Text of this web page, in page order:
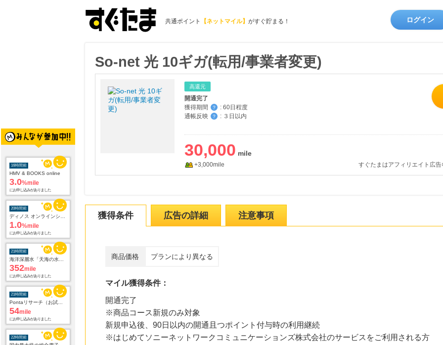
共通ポイント 【ネットマイル】 がすぐ貯まる！ ログイン
16時間前
HMV & BOOKS online
3.0%mile
にお申し込みがありました
20時間前
1.0%mile
にお申し込みがありました
21時間前
352mile
にお申し込みがありました
21時間前
54mile
にお申し込みがありました
22時間前
So-net 光 10ギガ(転用/事業者変更)
高還元
開通完了
獲得期間
？ : 60日程度
通帳反映
？ : ３日以内
30,000
+3,000mile すぐたまはアフィリエイト広
獲得条件 広告の詳細 注意事項
商品価格 プランにより異なる
マイル獲得条件：
開通完了
※商品コース新規のみ対象
新規申込後、90日以内の開通且つポイント付与時の利用継続
※はじめてソニーネットワークコミュニケーションズ株式会社のサービスをご利用される方